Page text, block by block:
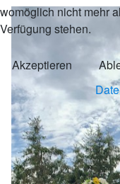
womöglich nicht mehr
Verfügung stehen.
Akzeptieren